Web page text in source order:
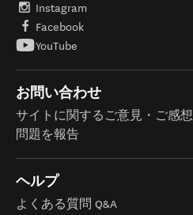
Instagram
Facebook
YouTube
お問い合わせ
サイトに関するご意見・ご感想
問題を報告
ヘルプ
よくある質問 Q&A